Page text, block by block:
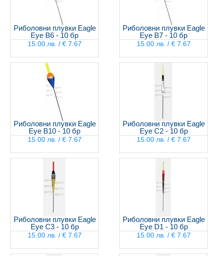
Риболовни плувки Eagle
Eye B6 - 10 бр
15.00 лв. / € 7.67
Риболовни плувки Eagle
Eye B7 - 10 бр
15.00 лв. / € 7.67
Риболовни плувки Eagle
Eye B10 - 10 бр
15.00 лв. / € 7.67
Риболовни плувки Eagle
Eye C2 - 10 бр
15.00 лв. / € 7.67
Риболовни плувки Eagle
Eye C3 - 10 бр
15.00 лв. / € 7.67
Риболовни плувки Eagle
Eye D1 - 10 бр
15.00 лв. / € 7.67